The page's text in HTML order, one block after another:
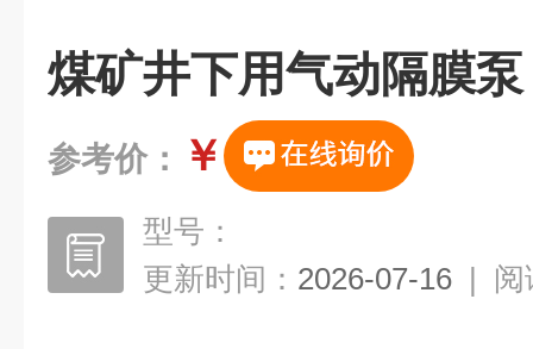
煤矿井下用气动隔膜泵
参考价： ￥
型号：
更新时间： 2026-07-16 | 阅